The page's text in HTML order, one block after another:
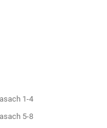
1-4
5-8